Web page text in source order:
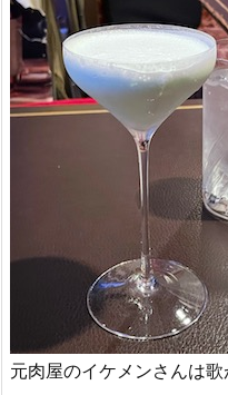
元肉屋のイケメンさんは歌